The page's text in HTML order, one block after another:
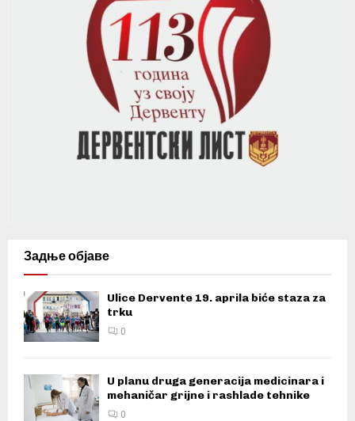
Задње објаве
Ulice Dervente 19. aprila biće staza za
trku
0
U planu druga generacija medicinara i
mehaničar grijne i rashlade tehnike
0